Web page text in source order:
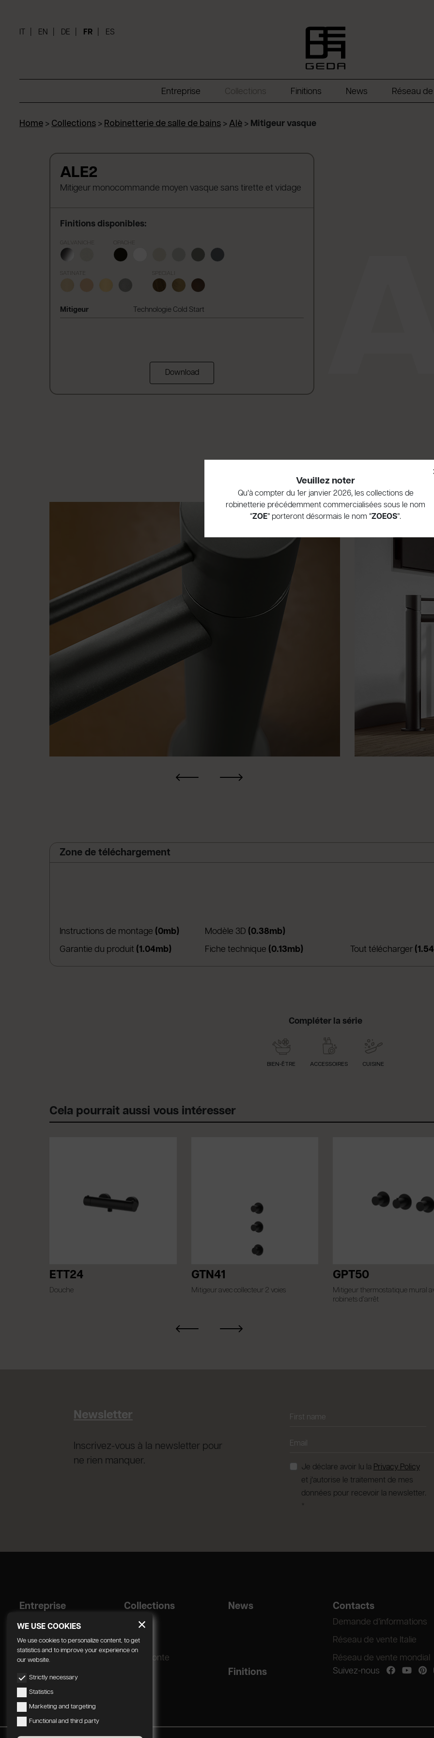
EN DE FR ES
Entreprise Collections Finitions News Réseau
Home > Collections > Robinetterie de salle de bains > Alè > Mitigeur vasque
ALE2
Mitigeur monocommande moyen vasque sans tirette et vidage
Finitions disponibles:
GALVANICHE
SATINATE
Mitigeur Technologie Cold Start
Download
Zone de téléchargement
Instructions de montage (0mb) (apre in una nuova scheda)
Garantie du produit (1.04mb) (apre in una nuova scheda)
Modèle 3D (0.38mb)
Fiche technique (0.13mb) (apre in una nuova scheda)
Tout télécharger
Compléter la série
BIEN-ÊTRE ACCESSOIRES CUISINE
Cela pourrait aussi vous intéresser
ETT24
Douche
GTN41
Mitigeur avec collecteur 2 voies
GPT50
Mitigeur thermostatique mural
robinets d’arrêt
Newsletter
Inscrivez-vous à la newsletter pour
ne rien manquer.
Je déclare avoir lu la Privacy Policy
et j’autorise le traitement de mes
données pour recevoir la newsletter.
*
Entreprise
Designer
Corporate
Processus de
Collections
Geda
Radomonte
News
Finitions
Contacts
Demande d’informations
Réseau de vente Italie
Réseau de vente mondial
Suivez-nous
Veuillez noter
Qu’à compter du 1er janvier 2026, les collections de
robinetterie précédemment commercialisées sous le nom
“ZOE” porteront désormais le nom “ZOEOS”.
WE USE COOKIES
We use cookies to personalize content, to get
statistics and to improve your experience on
our website.
Strictly necessary
Statistics
Marketing and targeting
Functional and third party